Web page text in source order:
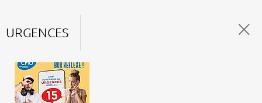
URGENCES